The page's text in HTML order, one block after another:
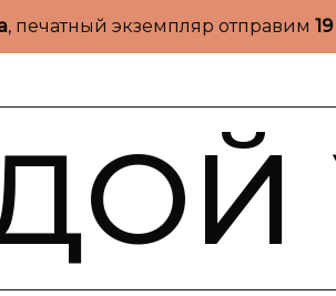
, печатный экземпляр отправим